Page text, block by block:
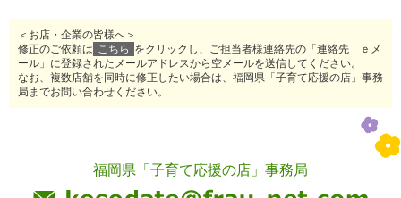
＜お店・企業の皆様へ＞
修正のご依頼は
こちら をクリックし、ご担当者様連絡先の「連絡先 ｅメ
ール」に登録されたメールアドレスから空メールを送信してください。
なお、複数店舗を同時に修正したい場合は、福岡県「子育て応援の店」事務
局までお問い合わせください。
福岡県「子育て応援の店」事務局